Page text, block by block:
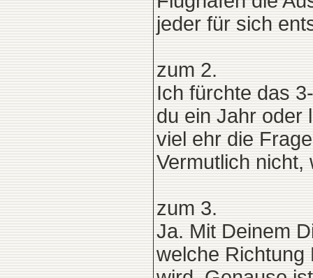
jeder für sich
zum 2.
Ich fürchte das
du ein Jahr oder
viel ehr die
Vermutlich nicht,
zum 3.
Ja. Mit Deinem
welche Richtung